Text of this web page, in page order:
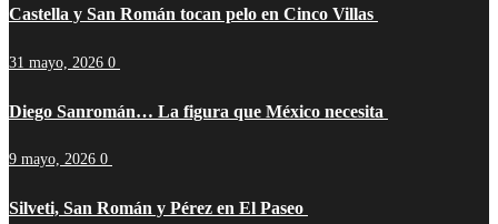
Castella y San Román tocan pelo en Cinco Villas
31 mayo, 2026 0
Diego Sanromán… La figura que México necesita
9 mayo, 2026 0
Silveti, San Román y Pérez en El Paseo